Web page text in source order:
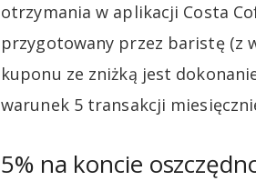
otrzymania w aplikacji Costa
przygotowany przez baristę (z
kuponu ze zniżką jest
warunek 5 transakcji
5% na koncie